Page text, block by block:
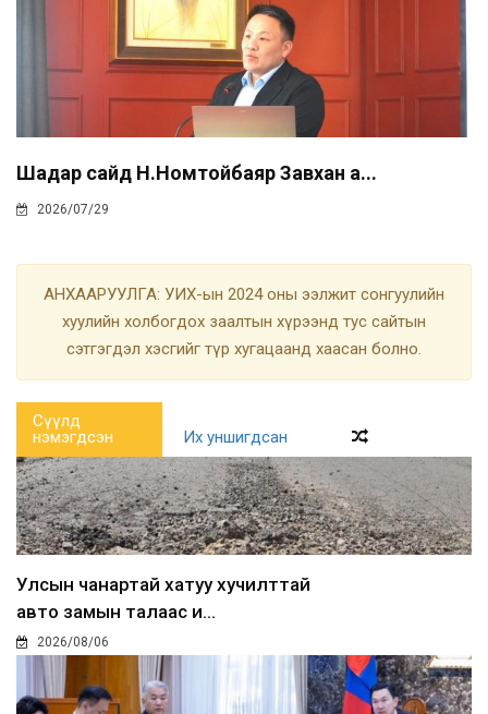
Шадар сайд Н.Номтойбаяр Завхан а...
2026/07/29
АНХААРУУЛГА: УИХ-ын 2024 оны ээлжит сонгуулийн
хуулийн холбогдох заалтын хүрээнд тус сайтын
сэтгэгдэл хэсгийг түр хугацаанд хаасан болно.
Сүүлд
нэмэгдсэн
Их уншигдсан
Улсын чанартай хатуу хучилттай
авто замын талаас и...
2026/08/06